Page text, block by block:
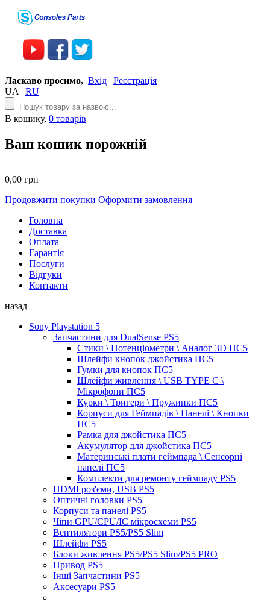
Ласкаво просимо, Вхід | Реєстрація
UA | RU
В кошику, 0 товарів
Ваш кошик порожній
0,00 грн
Продовжити покупки Оформити замовлення
Головна
Доставка
Оплата
Гарантія
Послуги
Відгуки
Контакти
назад
Sony Playstation 5
Запчастини для DualSense PS5
Стики \ Потенціометри \ Аналог 3D ПС5
Шлейфи кнопок джойстика ПС5
Гумки для кнопок ПС5
Шлейфи живлення \ USB TYPE C \
Мікрофони ПС5
Курки \ Тригери \ Пружинки ПС5
Корпуси для Геймпадів \ Панелі \ Кнопки
ПС5
Рамка для джойстика ПС5
Акумулятор для джойстика ПС5
Материнські плати геймпада \ Сенсорні
панелі ПС5
Комплекти для ремонту геймпаду PS5
HDMI роз'єми, USB PS5
Оптичні головки PS5
Корпуси та панелі PS5
Чіпи GPU/CPU/IC мікросхеми PS5
Вентилятори PS5/PS5 Slim
Шлейфи PS5
Блоки живлення PS5/PS5 Slim/PS5 PRO
Привод PS5
Інші Запчастини PS5
Аксесуари PS5